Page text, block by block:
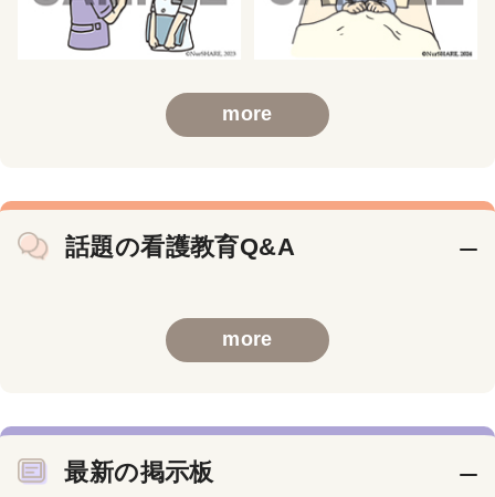
more
話題の看護教育Q&A
more
最新の掲示板